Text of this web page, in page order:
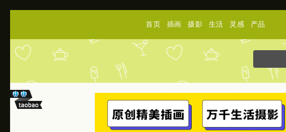
首页 插画 摄影 生活 灵感 产品